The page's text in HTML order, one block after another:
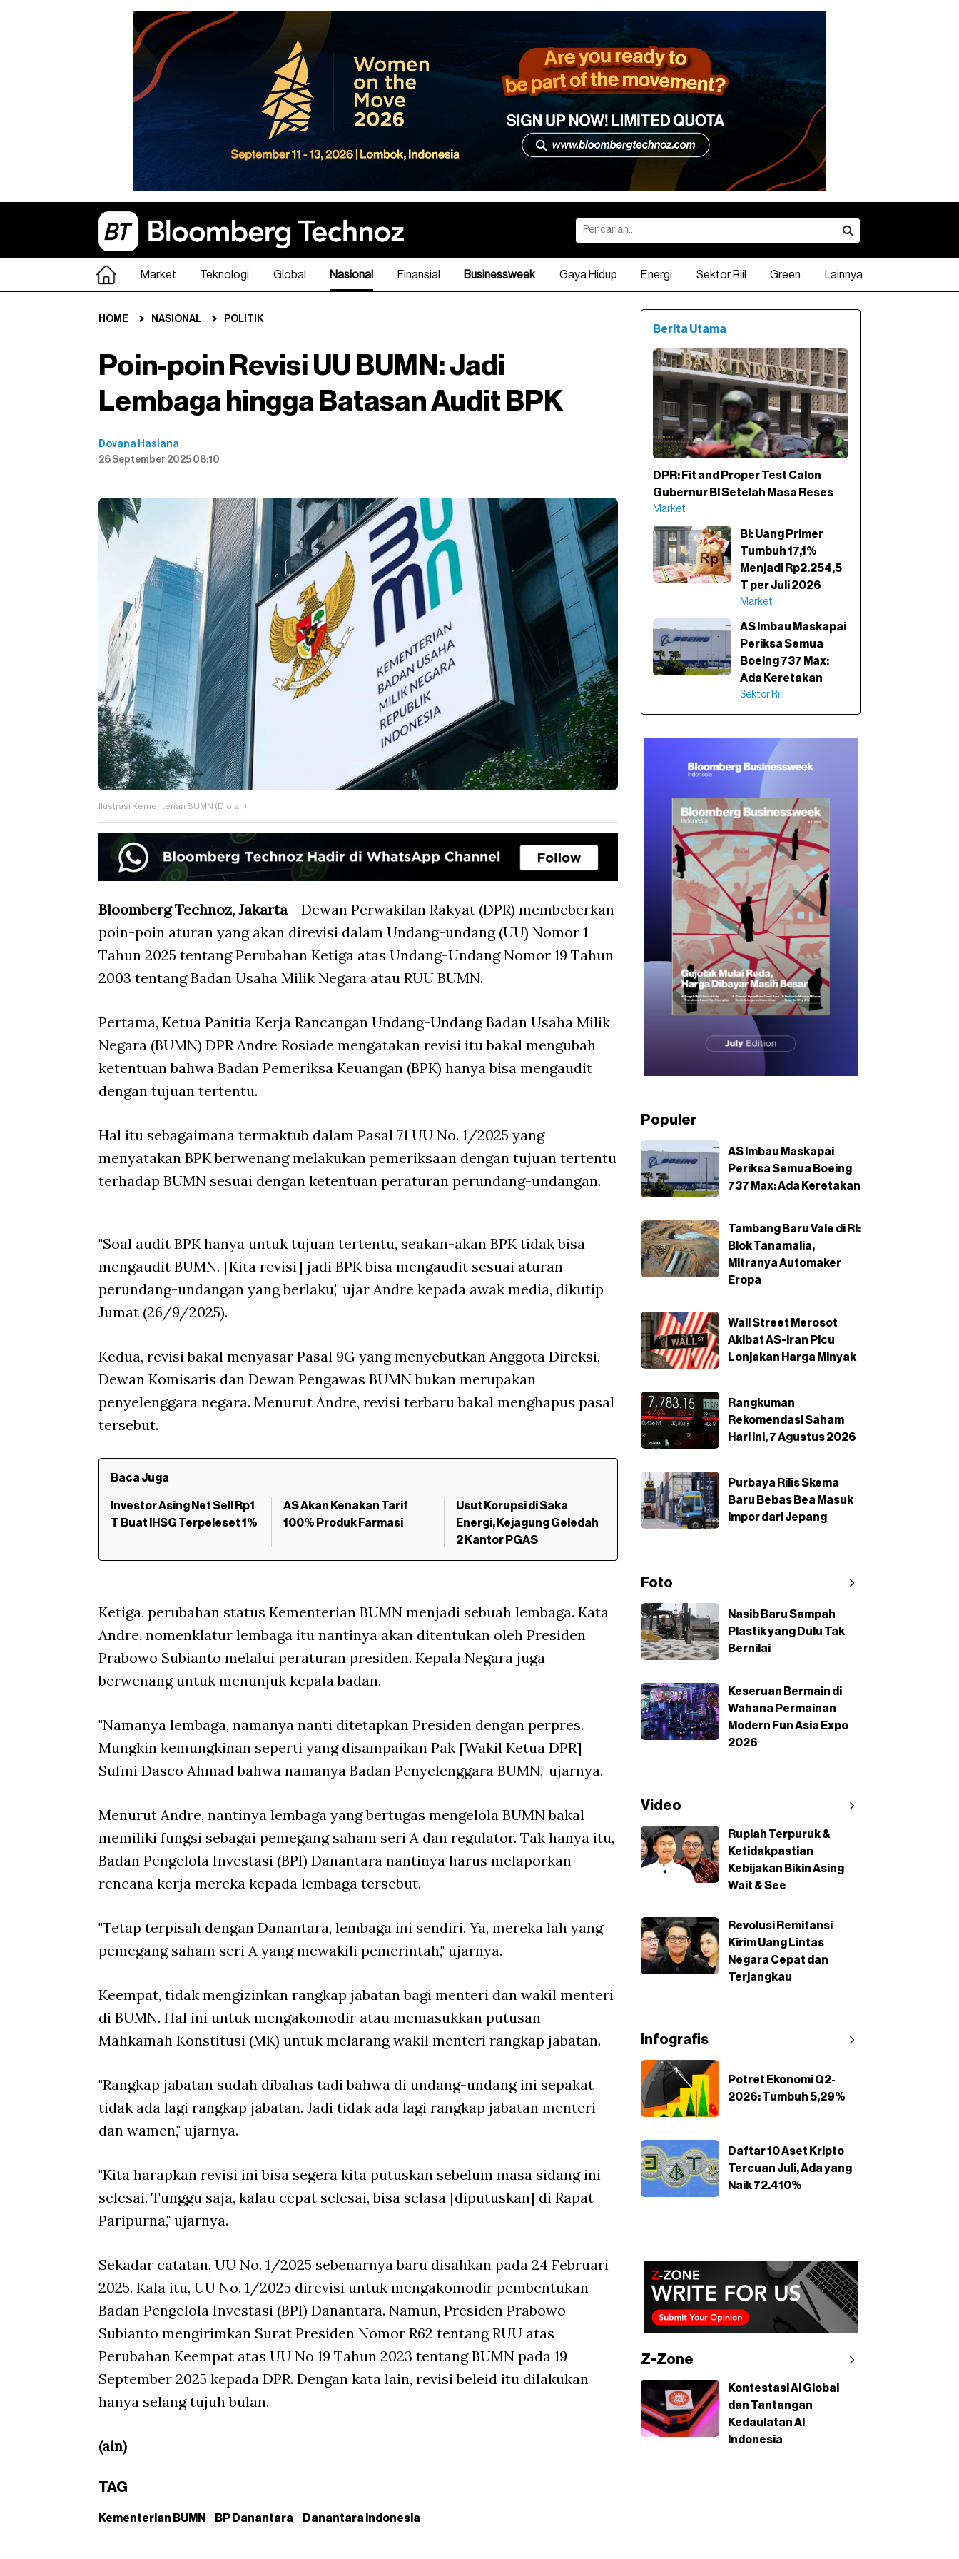
Market Teknologi Global Nasional Finansial Businessweek Gaya Hidup Energi Sektor Riil Green Lainnya
HOME NASIONAL POLITIK
Poin-poin Revisi UU BUMN: Jadi
Lembaga hingga Batasan Audit BPK
Dovana Hasiana
26 September 2025 08:10
Ilustrasi Kementerian BUMN (Diolah)
Bloomberg Technoz, Jakarta- Dewan Perwakilan Rakyat (DPR) membeberkan
poin-poin aturan yang akan direvisi dalam Undang-undang (UU) Nomor 1
Tahun 2025 tentang Perubahan Ketiga atas Undang-Undang Nomor 19 Tahun
2003 tentang Badan Usaha Milik Negara atau RUU BUMN.
Pertama, Ketua Panitia Kerja Rancangan Undang-Undang Badan Usaha Milik
Negara (BUMN) DPR Andre Rosiade mengatakan revisi itu bakal mengubah
ketentuan bahwa Badan Pemeriksa Keuangan (BPK) hanya bisa mengaudit
dengan tujuan tertentu.
Hal itu sebagaimana termaktub dalam Pasal 71 UU No. 1/2025 yang
menyatakan BPK berwenang melakukan pemeriksaan dengan tujuan tertentu
terhadap BUMN sesuai dengan ketentuan peraturan perundang-undangan.
"Soal audit BPK hanya untuk tujuan tertentu, seakan-akan BPK tidak bisa
mengaudit BUMN. [Kita revisi] jadi BPK bisa mengaudit sesuai aturan
perundang-undangan yang berlaku," ujar Andre kepada awak media, dikutip
Jumat (26/9/2025).
Kedua, revisi bakal menyasar Pasal 9G yang menyebutkan Anggota Direksi,
Dewan Komisaris dan Dewan Pengawas BUMN bukan merupakan
penyelenggara negara. Menurut Andre, revisi terbaru bakal menghapus pasal
tersebut.
Baca Juga
Investor Asing Net Sell Rp1
T Buat IHSG Terpeleset 1%
AS Akan Kenakan Tarif
100% Produk Farmasi
Usut Korupsi di Saka
Energi, Kejagung Geledah
2 Kantor PGAS
Ketiga, perubahan status Kementerian BUMN menjadi sebuah lembaga. Kata
Andre, nomenklatur lembaga itu nantinya akan ditentukan oleh Presiden
Prabowo Subianto melalui peraturan presiden. Kepala Negara juga
berwenang untuk menunjuk kepala badan.
"Namanya lembaga, namanya nanti ditetapkan Presiden dengan perpres.
Mungkin kemungkinan seperti yang disampaikan Pak [Wakil Ketua DPR]
Sufmi Dasco Ahmad bahwa namanya Badan Penyelenggara BUMN," ujarnya.
Menurut Andre, nantinya lembaga yang bertugas mengelola BUMN bakal
memiliki fungsi sebagai pemegang saham seri A dan regulator. Tak hanya itu,
Badan Pengelola Investasi (BPI) Danantara nantinya harus melaporkan
rencana kerja mereka kepada lembaga tersebut.
"Tetap terpisah dengan Danantara, lembaga ini sendiri. Ya, mereka lah yang
pemegang saham seri A yang mewakili pemerintah," ujarnya.
Keempat, tidak mengizinkan rangkap jabatan bagi menteri dan wakil menteri
di BUMN. Hal ini untuk mengakomodir atau memasukkan putusan
Mahkamah Konstitusi (MK) untuk melarang wakil menteri rangkap jabatan.
"Rangkap jabatan sudah dibahas tadi bahwa di undang-undang ini sepakat
tidak ada lagi rangkap jabatan. Jadi tidak ada lagi rangkap jabatan menteri
dan wamen," ujarnya.
"Kita harapkan revisi ini bisa segera kita putuskan sebelum masa sidang ini
selesai. Tunggu saja, kalau cepat selesai, bisa selasa [diputuskan] di Rapat
Paripurna," ujarnya.
Sekadar catatan, UU No. 1/2025 sebenarnya baru disahkan pada 24 Februari
2025. Kala itu, UU No. 1/2025 direvisi untuk mengakomodir pembentukan
Badan Pengelola Investasi (BPI) Danantara. Namun, Presiden Prabowo
Subianto mengirimkan Surat Presiden Nomor R62 tentang RUU atas
Perubahan Keempat atas UU No 19 Tahun 2023 tentang BUMN pada 19
September 2025 kepada DPR. Dengan kata lain, revisi beleid itu dilakukan
hanya selang tujuh bulan.
(ain)
TAG
Kementerian BUMN BP Danantara Danantara Indonesia
Berita Utama
DPR: Fit and Proper Test Calon
Gubernur BI Setelah Masa Reses
Market
BI: Uang Primer
Tumbuh 17,1%
Menjadi Rp2.254,5
T per Juli 2026
Market
AS Imbau Maskapai
Periksa Semua
Boeing 737 Max:
Ada Keretakan
Sektor Riil
Populer
AS Imbau Maskapai
Periksa Semua Boeing
737 Max: Ada Keretakan
Tambang Baru Vale di RI:
Blok Tanamalia,
Mitranya Automaker
Eropa
Wall Street Merosot
Akibat AS-Iran Picu
Lonjakan Harga Minyak
Rangkuman
Rekomendasi Saham
Hari Ini, 7 Agustus 2026
Purbaya Rilis Skema
Baru Bebas Bea Masuk
Impor dari Jepang
Foto
Nasib Baru Sampah
Plastik yang Dulu Tak
Bernilai
Keseruan Bermain di
Wahana Permainan
Modern Fun Asia Expo
2026
Video
Rupiah Terpuruk &
Ketidakpastian
Kebijakan Bikin Asing
Wait & See
Revolusi Remitansi
Kirim Uang Lintas
Negara Cepat dan
Terjangkau
Infografis
Potret Ekonomi Q2-
2026: Tumbuh 5,29%
Daftar 10 Aset Kripto
Tercuan Juli, Ada yang
Naik 72.410%
Z-Zone
Kontestasi AI Global
dan Tantangan
Kedaulatan AI
Indonesia